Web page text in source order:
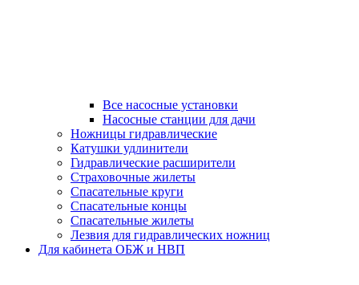
Все насосные установки
Насосные станции для дачи
Ножницы гидравлические
Катушки удлинители
Гидравлические расширители
Страховочные жилеты
Спасательные круги
Спасательные концы
Спасательные жилеты
Лезвия для гидравлических ножниц
Для кабинета ОБЖ и НВП